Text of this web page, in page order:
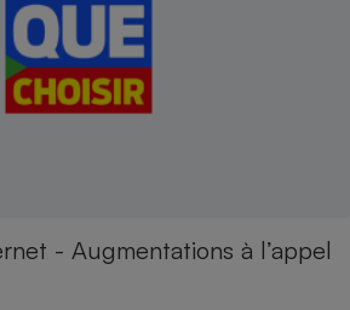
- Augmentations à l’appel